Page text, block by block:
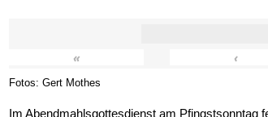
« ‹
Fotos: Gert Mothes
Im Abendmahlsgottesdienst am Pfingstsonntag